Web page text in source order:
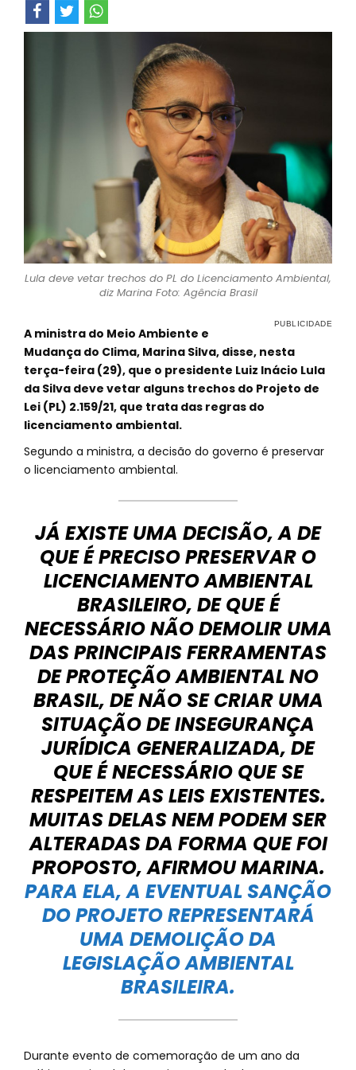
Lula deve vetar trechos do PL do Licenciamento Ambiental,
diz Marina Foto: Agência Brasil
A ministra do Meio Ambiente e
Mudança do Clima, Marina Silva, disse, nesta
terça-feira (29), que o presidente Luiz Inácio Lula
da Silva deve vetar alguns trechos do Projeto de
Lei (PL) 2.159/21, que trata das regras do
licenciamento ambiental.
Segundo a ministra, a decisão do governo é preservar
o licenciamento ambiental.
JÁ EXISTE UMA DECISÃO, A DE
QUE É PRECISO PRESERVAR O
LICENCIAMENTO AMBIENTAL
BRASILEIRO, DE QUE É
NECESSÁRIO NÃO DEMOLIR UMA
DAS PRINCIPAIS FERRAMENTAS
DE PROTEÇÃO AMBIENTAL NO
BRASIL, DE NÃO SE CRIAR UMA
SITUAÇÃO DE INSEGURANÇA
JURÍDICA GENERALIZADA, DE
QUE É NECESSÁRIO QUE SE
RESPEITEM AS LEIS EXISTENTES.
MUITAS DELAS NEM PODEM SER
ALTERADAS DA FORMA QUE FOI
PROPOSTO, AFIRMOU MARINA.
PARA ELA, A EVENTUAL SANÇÃO
DO PROJETO REPRESENTARÁ
UMA DEMOLIÇÃO DA
LEGISLAÇÃO AMBIENTAL
BRASILEIRA.
Durante evento de comemoração de um ano da